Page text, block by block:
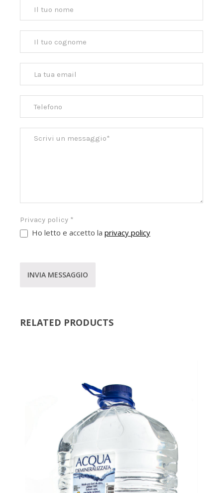
Privacy policy *
Ho letto e accetto la privacy policy
INVIA MESSAGGIO
RELATED PRODUCTS